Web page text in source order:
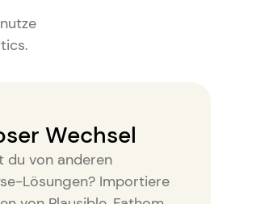
.
Wechsel
du von anderen
Lösungen? Importiere